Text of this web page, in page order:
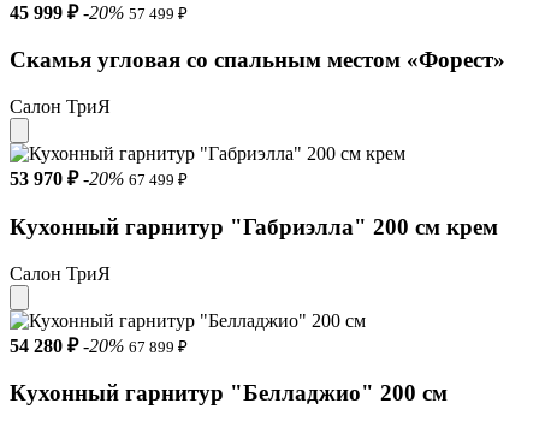
45 999 ₽ -20% 57 499 ₽
Скамья угловая со спальным местом «Форест»
Салон ТриЯ
53 970 ₽ -20% 67 499 ₽
Кухонный гарнитур "Габриэлла" 200 см крем
Салон ТриЯ
54 280 ₽ -20% 67 899 ₽
Кухонный гарнитур "Белладжио" 200 см